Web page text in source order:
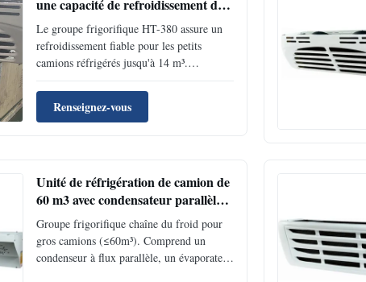
une capacité de refroidissement de
3510 W, une plage de température
de -20 °C à +20 °C et une
conception compacte pour les petits
Le groupe frigorifique HT-380 assure un
refroidissement fiable pour les petits
camions réfrigérés jusqu'à 14 m³.
à 0 ℃, une plage de température de -20 ℃
à +20 ℃ et des composants durables. Idéal
Renseignez-vous
Unité de réfrigération de camion de
60 m3 avec condensateur parallèle
et dégivrage de gaz chaud
Groupe frigorifique chaîne du froid pour
gros camions (≤60m³). Comprend un
condenseur à flux parallèle, un évaporateur